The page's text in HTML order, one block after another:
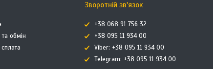
обмін
Зворотній зв'язок
+38 068 91 756 32
+38 095 11 934 00
Viber: +38 095 11 934 00
Telegram: +38 095 11 934 00